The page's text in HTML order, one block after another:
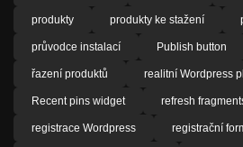
produkty produkty ke stažení
průvodce instalací Publish button
řazení produktů realitní Wordpress
Recent pins widget refresh
registrace Wordpress registrační